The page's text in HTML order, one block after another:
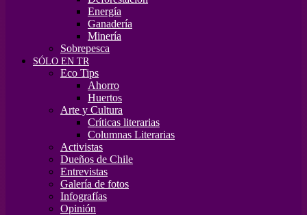
Energía
Ganadería
Minería
Sobrepesca
SÓLO EN TR
Eco Tips
Ahorro
Huertos
Arte y Cultura
Críticas literarias
Columnas Literarias
Activistas
Dueños de Chile
Entrevistas
Galería de fotos
Infografías
Opinión